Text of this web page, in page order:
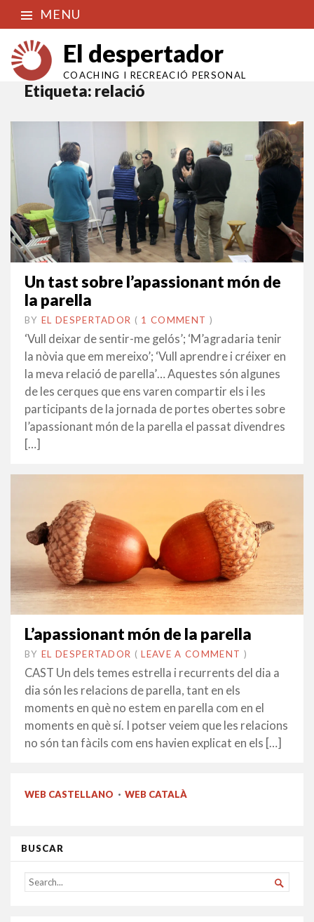
MENU
El despertador
COACHING I RECREACIÓ PERSONAL
Etiqueta: relació
Un tast sobre l’apassionant món de
la parella
BY EL DESPERTADOR ON
7
2016
•( 1 COMMENT )
‘Vull deixar de sentir-me gelós’; ‘M’agradaria tenir
la nòvia que em mereixo’; ‘Vull aprendre i créixer en
la meva relació de parella’… Aquestes són algunes
de les cerques que ens varen compartir els i les
participants de la jornada de portes obertes sobre
l’apassionant món de la parella el passat divendres
[…]
L’apassionant món de la parella
BY EL DESPERTADOR ON
23
FEBRER
•(LEAVE A COMMENT )
CAST Un dels temes estrella i recurrents del dia a
dia són les relacions de parella, tant en els
moments en què no estem en parella com en el
moments en què sí. I potser veiem que les relacions
no són tan fàcils com ens havien explicat en els […]
WEB CASTELLANO · WEB CATALÀ
BUSCAR
SEARCH
FOR...
